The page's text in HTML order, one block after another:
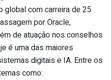
global com carreira de 25
por Oracle,
de atuação nos conselhos
é uma das maiores
digitais e IA. Entre os
como: